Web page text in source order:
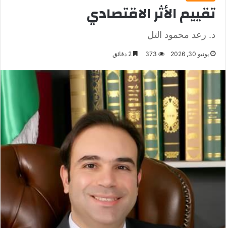
تقييم الأثر الاقتصادي
د. رعد محمود التل
يونيو 30, 2026 373